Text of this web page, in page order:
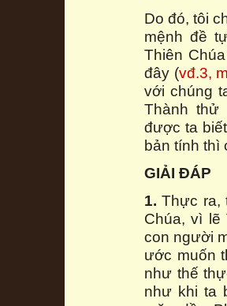
Do đó, tôi
mệnh đề
Thiên
đây (vđ.3,
với chúng
Thành thử
được ta
bản tính thì
GIẢI ĐÁP
1. Thực ra,
Chúa, vì lẽ
con người
ước muốn
như thế
như khi ta